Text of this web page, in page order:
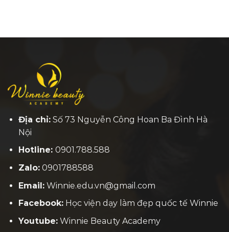
Địa chỉ:Số 73 Nguyễn Công Hoan Ba Đình Hà
Nội
Hotline: 0901.788.588
Zalo:0901788588
Email:Winnie.edu.vn@gmail.com
Facebook:Học viện dạy làm đẹp quốc tế Winnie
Youtube:Winnie Beauty Academy